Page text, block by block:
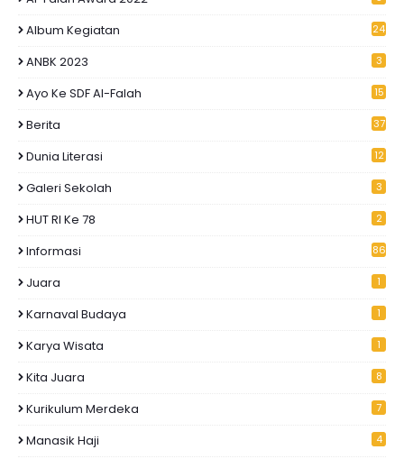
Album Kegiatan 24
ANBK 2023 3
Ayo Ke SDF Al-Falah 15
Berita 37
Dunia Literasi 12
Galeri Sekolah 3
HUT RI Ke 78 2
Informasi 86
Juara 1
Karnaval Budaya 1
Karya Wisata 1
Kita Juara 8
Kurikulum Merdeka 7
Manasik Haji 4